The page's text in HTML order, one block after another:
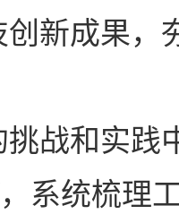
新成果，
战和实践
，系统梳